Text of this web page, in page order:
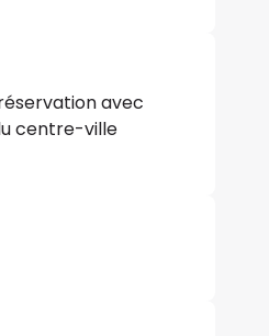
avec
centre-ville